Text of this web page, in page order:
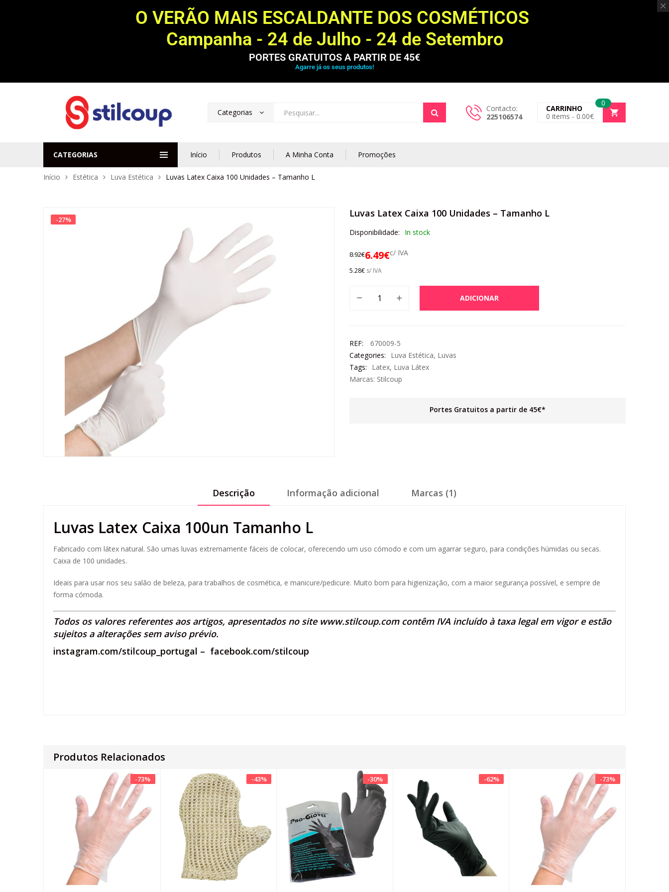
O VERÃO MAIS ESCALDANTE DOS COSMÉTICOS
Campanha - 24 de Julho - 24 de Setembro
PORTES GRATUITOS A PARTIR DE 45€
Agarre já os seus produtos!
Categorias
Contacto:
225106574
0
CARRINHO
0 items - 0.00€
CATEGORIAS Início Produtos A Minha Conta Promoções
Início Estética Luva Estética Luvas Latex Caixa 100 Unidades – Tamanho L
-27%
Luvas Latex Caixa 100 Unidades – Tamanho L
Disponibilidade: In stock
8.92€6.49€c/ IVA
5.28€ s/ IVA
ADICIONAR
REF:
670009-5
Categories:
Luva Estética, Luvas
Tags:
Latex, Luva Látex
Marcas: Stilcoup
Portes Gratuitos a partir de 45€*
Descrição Informação adicional Marcas (1)
Luvas Latex Caixa 100un Tamanho L
Fabricado com látex natural. São umas luvas extremamente fáceis de colocar, oferecendo um uso cómodo e com um agarrar seguro, para condições húmidas ou secas.
Caixa de 100 unidades.
Ideais para usar nos seu salão de beleza, para trabalhos de cosmética, e manicure/pedicure. Muito bom para higienização, com a maior segurança possível, e sempre de
forma cómoda.
Todos os valores referentes aos artigos, apresentados no site www.stilcoup.comcontêm IVA incluído à taxa legal em vigor e estão
sujeitos a alterações sem aviso prévio.
instagram.com/stilcoup_portugal – facebook.com/stilcoup
Produtos Relacionados
-73% -43% -30% -62% -73%